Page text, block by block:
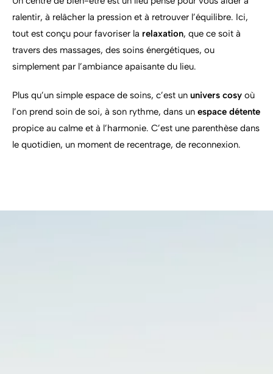
ralentir, à relâcher la pression et à retrouver l’équilibre. Ici,
tout est conçu pour favoriser la relaxation, que ce soit à
travers des massages, des soins énergétiques, ou
simplement par l’ambiance apaisante du lieu.
Plus qu’un simple espace de soins, c’est un univers cosy où
l’on prend soin de soi, à son rythme, dans un espace détente
propice au calme et à l’harmonie. C’est une parenthèse dans
le quotidien, un moment de recentrage, de reconnexion.